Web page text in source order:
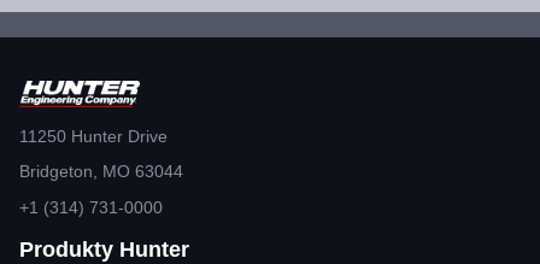
11250 Hunter Drive
Bridgeton, MO 63044
+1 (314) 731-0000
Produkty Hunter